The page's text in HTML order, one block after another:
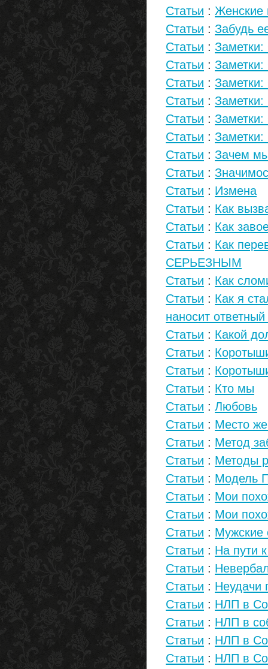
Статьи : Женские
Статьи : Забудь
Статьи :
Статьи :
Статьи : Заметки:
Статьи : Заметки:
Статьи : Заметки:
Статьи :
Статьи : Зачем
Статьи :
Статьи : Измена
Статьи : Как
Статьи : Как
Статьи : Как
СЕРЬЕЗНЫМ
Статьи : Как
Статьи : Как я
наносит
Статьи : Какой
Статьи :
Статьи :
Статьи : Кто мы
Статьи : Любовь
Статьи : Место
Статьи : Метод
Статьи : Методы
Статьи : Модель
Статьи : Мои
Статьи : Мои
Статьи : Мужские
Статьи : На пути
Статьи :
Статьи : Неудачи
Статьи : НЛП в
Статьи : НЛП в
Статьи : НЛП в
Статьи : НЛП в